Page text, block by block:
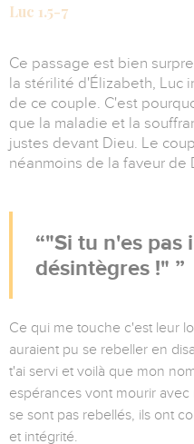
Luc 1.5-7
Ce passage est bien
la stérilité d'Élizabeth, Luc
de ce couple. C'est
que la maladie et la
justes devant Dieu. Le
néanmoins de la faveur de
"Si tu n'es pas
désintègres !"
Ce qui me touche c'est leur
auraient pu se rebeller en
t'ai servi et voilà que mon
espérances vont mourir
se sont pas rebellés, ils ont
et intégrité.